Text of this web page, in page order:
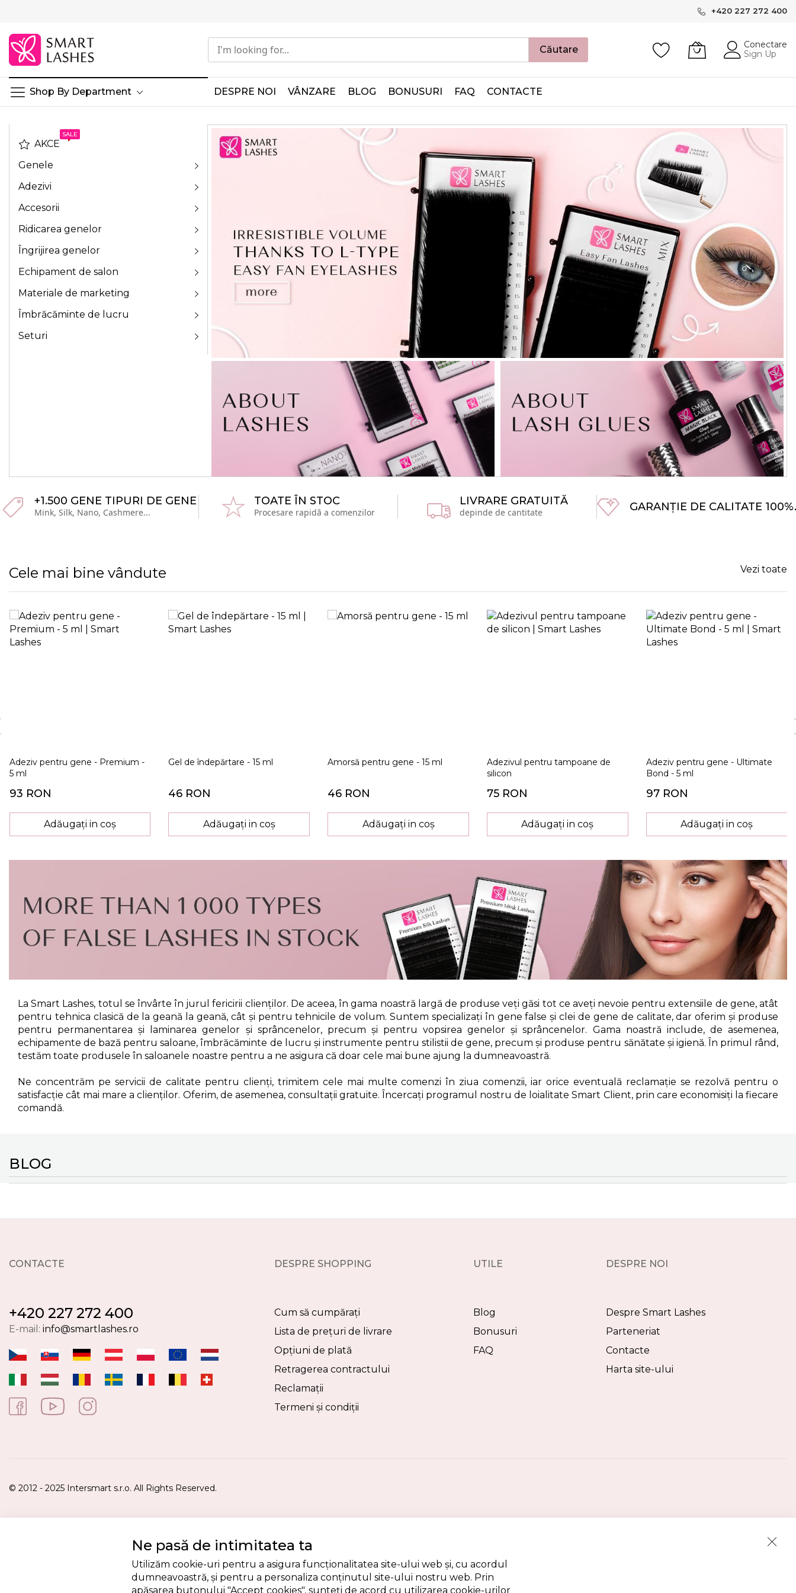
Conținut
+420 227 272 400
Shop By Department
AKCE
SALE
Genele
Adezivi
Accesorii
Ridicarea genelor
Îngrijirea genelor
Echipament de salon
Materiale de marketing
Îmbrăcăminte de lucru
Seturi
Căutare
Conectare
Sign Up
DESPRE NOI VÂNZARE BLOG BONUSURI FAQ CONTACTE
+1.500 GENE TIPURI DE GENE
Mink, Silk, Nano, Cashmere...
TOATE ÎN STOC
Procesare rapidă a comenzilor
LIVRARE GRATUITĂ
depinde de cantitate GARANȚIE DE CALITATE 100%.
Cele mai bine vândute Vezi toate
Adeziv pentru gene - Premium -
5 ml
93 RON
Adăugați in coș
Gel de îndepărtare - 15 ml
46 RON
Adăugați in coș
Amorsă pentru gene - 15 ml
46 RON
Adăugați in coș
Adezivul pentru tampoane de
silicon
75 RON
Adăugați in coș
Adeziv pentru gene - Ultimate
Bond - 5 ml
97 RON
Adăugați in coș
La Smart Lashes, totul se învârte în jurul fericirii clienților. De aceea, în gama noastră largă de produse veți găsi tot ce aveți nevoie pentru extensiile de gene, atât
pentru tehnica clasică de la geană la geană, cât și pentru tehnicile de volum. Suntem specializați în gene false și clei de gene de calitate, dar oferim și produse
pentru permanentarea și laminarea genelor și sprâncenelor, precum și pentru vopsirea genelor și sprâncenelor. Gama noastră include, de asemenea,
echipamente de bază pentru saloane, îmbrăcăminte de lucru și instrumente pentru stilistii de gene, precum și produse pentru sănătate și igienă. În primul rând,
testăm toate produsele în saloanele noastre pentru a ne asigura că doar cele mai bune ajung la dumneavoastră.
Ne concentrăm pe servicii de calitate pentru clienți, trimitem cele mai multe comenzi în ziua comenzii, iar orice eventuală reclamație se rezolvă pentru o
satisfacție cât mai mare a clienților. Oferim, de asemenea, consultații gratuite. Încercați programul nostru de loialitate Smart Client, prin care economisiți la fiecare
comandă.
BLOG
CONTACTE
+420 227 272 400
E-mail: info@smartlashes.ro
DESPRE SHOPPING
Cum să cumpărați
Lista de prețuri de livrare
Opțiuni de plată
Retragerea contractului
Reclamații
Termeni și condiții
UTILE
Blog
Bonusuri
FAQ
DESPRE NOI
Despre Smart Lashes
Parteneriat
Contacte
Harta site-ului
© 2012 - 2025 Intersmart s.r.o. All Rights Reserved.
Ne pasă de intimitatea ta
Utilizăm cookie-uri pentru a asigura funcționalitatea site-ului web și, cu acordul
dumneavoastră, și pentru a personaliza conținutul site-ului nostru web. Prin
apăsarea butonului "Accept cookies", sunteți de acord cu utilizarea cookie-urilor